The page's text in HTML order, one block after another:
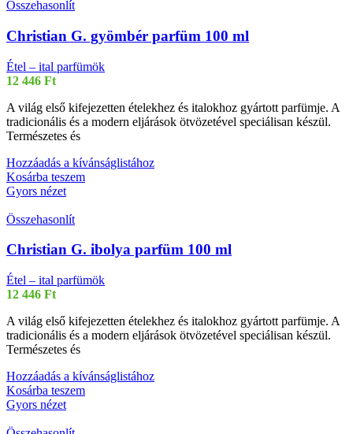
Összehasonlít
Christian G. gyömbér parfüm 100 ml
Étel – ital parfümök
12 446 Ft
A világ első kifejezetten ételekhez és italokhoz gyártott parfümje. A
tradicionális és a modern eljárások ötvözetével speciálisan készül.
Természetes és
Hozzáadás a kívánságlistához
Kosárba teszem
Gyors nézet
Összehasonlít
Christian G. ibolya parfüm 100 ml
Étel – ital parfümök
12 446 Ft
A világ első kifejezetten ételekhez és italokhoz gyártott parfümje. A
tradicionális és a modern eljárások ötvözetével speciálisan készül.
Természetes és
Hozzáadás a kívánságlistához
Kosárba teszem
Gyors nézet